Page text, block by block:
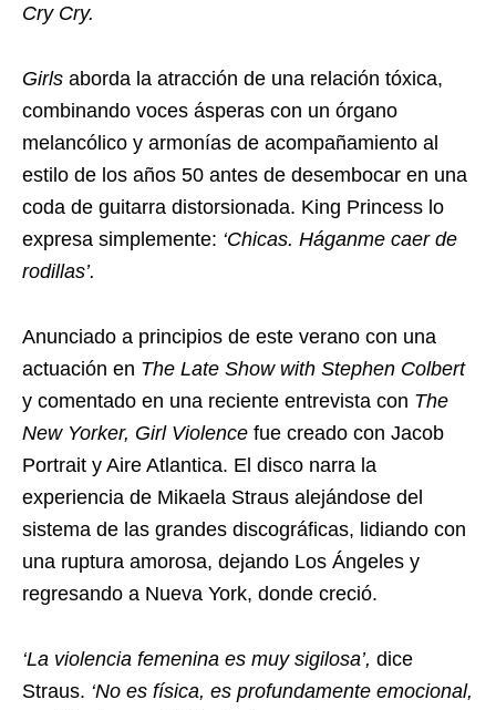
Cry Cry.
Girls aborda la atracción de una relación tóxica,
combinando voces ásperas con un órgano
melancólico y armonías de acompañamiento al
estilo de los años 50 antes de desembocar en una
coda de guitarra distorsionada. King Princess lo
expresa simplemente: ‘Chicas. Háganme caer de
rodillas’.
Anunciado a principios de este verano con una
actuación en The Late Show with Stephen Colbert
y comentado en una reciente entrevista con The
New Yorker, Girl Violence fue creado con Jacob
Portrait y Aire Atlantica. El disco narra la
experiencia de Mikaela Straus alejándose del
sistema de las grandes discográficas, lidiando con
una ruptura amorosa, dejando Los Ángeles y
regresando a Nueva York, donde creció.
‘La violencia femenina es muy sigilosa’, dice
Straus. ‘No es física, es profundamente emocional,